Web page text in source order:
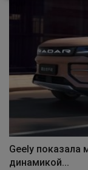
Geely
динамикой...